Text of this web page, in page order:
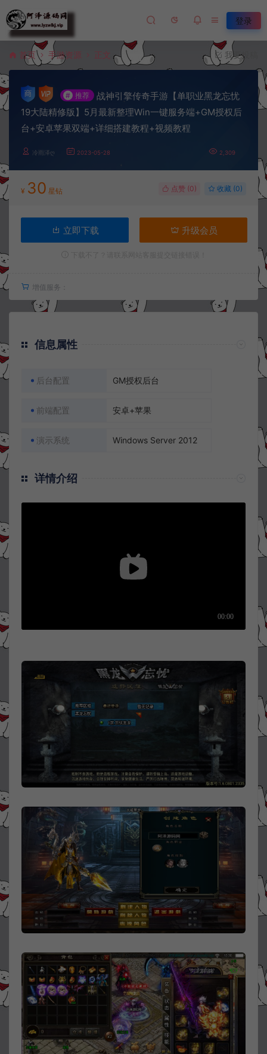
登录
首页 手游资源 正文 我要投稿
# 推荐
战神引擎传奇手游【单职业黑龙忘忧
19大陆精修版】5月最新整理Win一键服务端+GM授权后
台+安卓苹果双端+详细搭建教程+视频教程
冷雨泽ღ 2023-05-28 2,309
¥ 30 星钻 点赞 (0) 收藏 (0)
立即下载 升级会员
增值服务：
信息属性
后台配置 GM授权后台
前端配置 安卓+苹果
演示系统 Windows Server 2012
详情介绍